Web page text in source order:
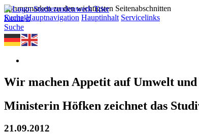
Sprungmarken zu den wichtigsten Seitenabschnitten
Suche Hauptnavigation Hauptinhalt Servicelinks
Kontakt
Suche
Wir machen Appetit auf Umwelt
Ministerin Höfken zeichnet das
21.09.2012